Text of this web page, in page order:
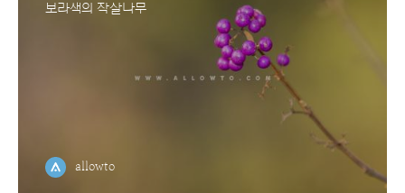
보라색의 작살나무
allowto